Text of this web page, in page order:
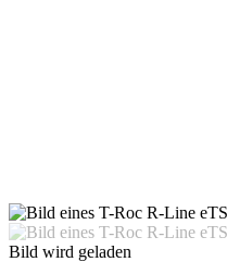
Bild wird geladen